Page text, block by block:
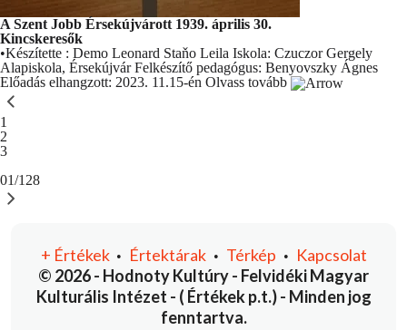
A Szent Jobb Érsekújvárott 1939. április 30.
Kincskeresők
•Készítette : Demo Leonard Staňo Leila Iskola: Czuczor Gergely
Alapiskola, Érsekújvár Felkészítő pedagógus: Benyovszky Ágnes
Előadás elhangzott: 2023. 11.15-én Olvass tovább
You're currently reading page
1
Oldal
2
Oldal
3
01/128
© 2026 - Hodnoty Kultúry - Felvidéki Magyar
Kulturális Intézet - ( Értékek p.t.) - Minden jog
fenntartva.
+ Értékek • Értektárak• Térkép • Kapcsolat